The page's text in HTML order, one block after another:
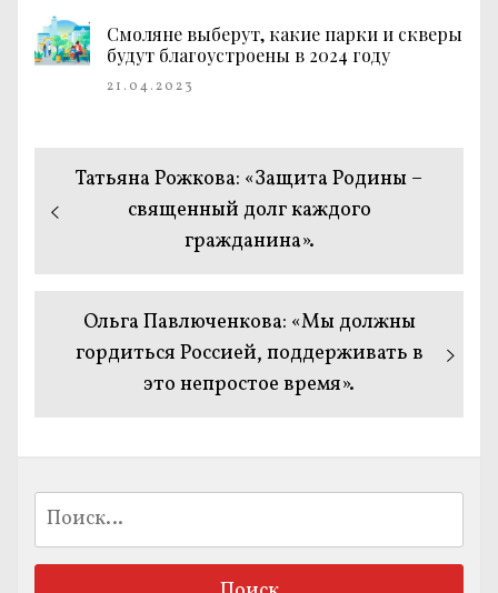
Смоляне выберут, какие парки и скверы
будут благоустроены в 2024 году
21.04.2023
Навигация
по
Предыдущая
запись:
Татьяна Рожкова: «Защита Родины –
священный долг каждого
гражданина».
Следующая
запись:
Ольга Павлюченкова: «Мы должны
гордиться Россией, поддерживать в
это непростое время».
Найти: